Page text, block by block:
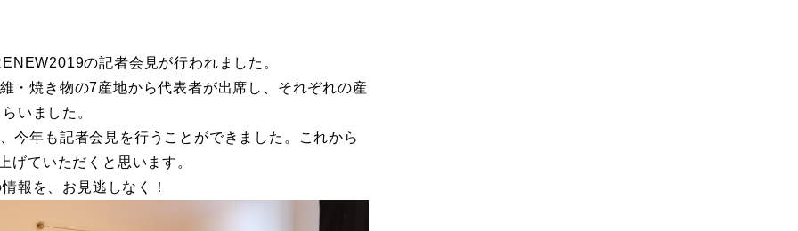
の記者会見が行われました。
・焼き物の7産地から代表者が出席し、それぞれの産
いました。
今年も記者会見を行うことができました。これから
げていただくと思います。
報を、お見逃しなく！